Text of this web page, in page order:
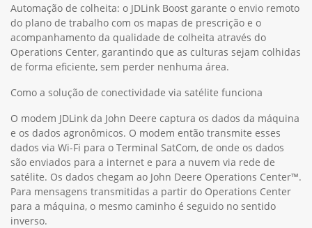
Automação de colheita: o JDLink Boost garante o envio remoto
do plano de trabalho com os mapas de prescrição e o
acompanhamento da qualidade de colheita através do
Operations Center, garantindo que as culturas sejam colhidas
de forma eficiente, sem perder nenhuma área.
Como a solução de conectividade via satélite funciona
O modem JDLink da John Deere captura os dados da máquina
e os dados agronômicos. O modem então transmite esses
dados via Wi-Fi para o Terminal SatCom, de onde os dados
são enviados para a internet e para a nuvem via rede de
satélite. Os dados chegam ao John Deere Operations Center™.
Para mensagens transmitidas a partir do Operations Center
para a máquina, o mesmo caminho é seguido no sentido
inverso.